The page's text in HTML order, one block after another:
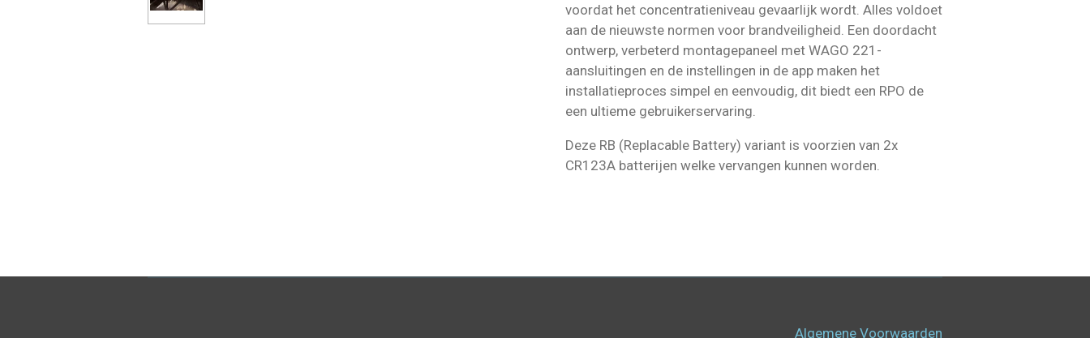
voordat het concentratieniveau gevaarlijk wordt. Alles voldoet
aan de nieuwste normen voor brandveiligheid. Een doordacht
ontwerp, verbeterd montagepaneel met WAGO 221-
aansluitingen en de instellingen in de app maken het
installatieproces simpel en eenvoudig, dit biedt een RPO de
een ultieme gebruikerservaring.
Deze RB (Replacable Battery) variant is voorzien van 2x
CR123A batterijen welke vervangen kunnen worden.
Algemene Voorwaarden